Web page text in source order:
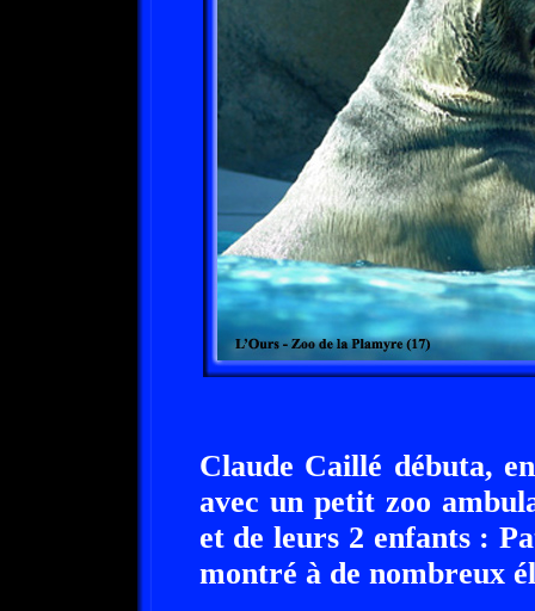
Claude Caillé débuta,
avec un petit zoo
et de leurs 2 enfants :
montré à de nombreux